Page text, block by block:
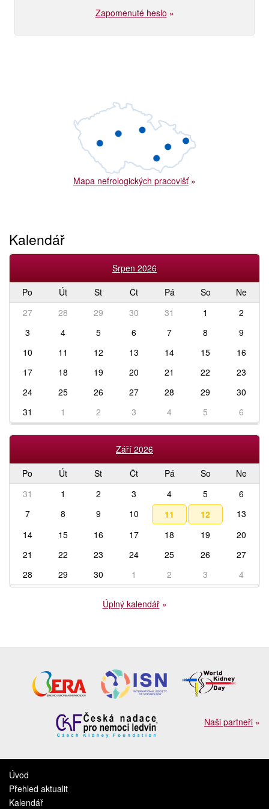
Zapomenuté heslo »
Mapa nefrologických pracovišť»
Kalendář
Srpen 2026
Po
Út St Čt Pá So
Ne
27
28 29 30 31 1
2
3
4 5 6 7 8
9
10
11 12 13 14 15
16
17
18 19 20 21 22
23
24
25 26 27 28 29
30
31
1 2 3 4 5 6
Září 2026
Po
Út St Čt Pá So
Ne
31
1 2 3 4 5
6
7
8 9 10 11 12
13
14
15 16 17 18 19
20
21
22 23 24 25 26
27
28
29 30 1 2 3 4
Úplný kalendář»
Naši partneři »
Úvod
Přehled aktualit
Kalendář